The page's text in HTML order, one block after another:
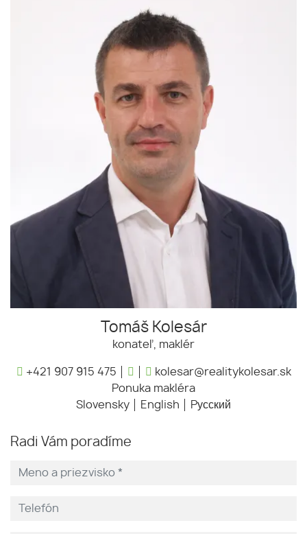
Tomáš Kolesár
konateľ, maklér
+421 907 915 475
kolesar@realitykolesar.sk
Ponuka makléra
Slovensky
English Pусский
Radi Vám poradíme